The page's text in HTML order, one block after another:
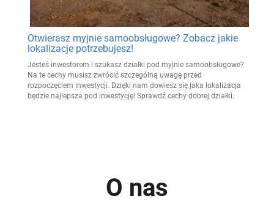
Otwierasz myjnie samoobsługowe? Zobacz jakie
lokalizacje potrzebujesz!
Jesteś inwestorem i szukasz działki pod myjnie samoobsługowe?
Na te cechy musisz zwrócić szczególną uwagę przed
rozpoczęciem inwestycji. Dzięki nam dowiesz się jaka lokalizacja
będzie najlepsza pod inwestycję! Sprawdź cechy dobrej działki.
O nas